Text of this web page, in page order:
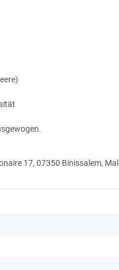
17, 07350 Binissalem,